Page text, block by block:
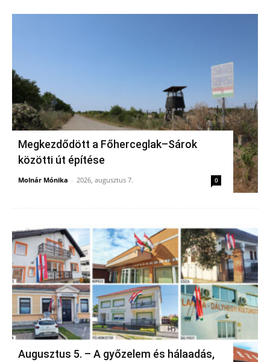
Megkezdődött a Főherceglak–Sárok
közötti út építése
Molnár Mónika - 2026, augusztus 7. 0
Augusztus 5. – A győzelem és hálaadás,